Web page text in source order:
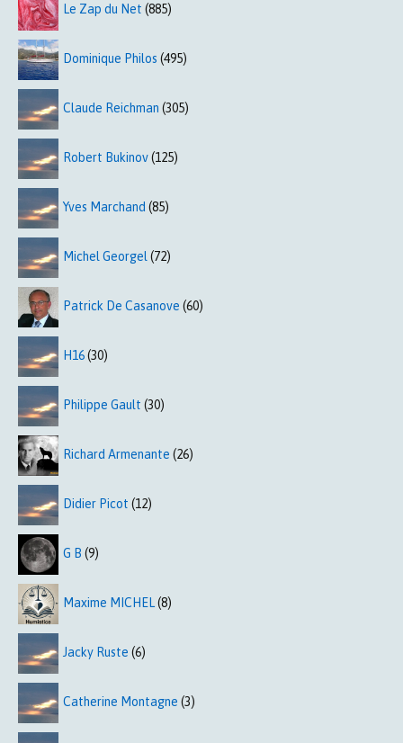
Le Zap du Net (885)
Dominique Philos (495)
Claude Reichman (305)
Robert Bukinov(125)
Yves Marchand (85)
Michel Georgel (72)
Patrick De Casanove (60)
H16(30)
Philippe Gault (30)
Richard Armenante (26)
Didier Picot (12)
G B (9)
Maxime MICHEL(8)
Jacky Ruste (6)
Catherine Montagne (3)